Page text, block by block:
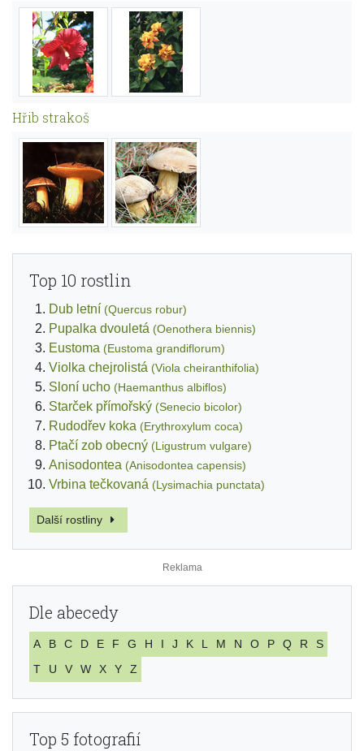
Hřib strakoš
Top 10 rostlin
Dub letní (Quercus robur)
Pupalka dvouletá (Oenothera biennis)
Eustoma (Eustoma grandiflorum)
Violka chejrolistá (Viola cheiranthifolia)
Sloní ucho (Haemanthus albiflos)
Starček přímořský (Senecio bicolor)
Rudodřev koka (Erythroxylum coca)
Ptačí zob obecný (Ligustrum vulgare)
Anisodontea (Anisodontea capensis)
Vrbina tečkovaná (Lysimachia punctata)
Další rostliny
Dle abecedy
A B C D E F G H I J K L M N O P Q R
S
T
U V W X Y Z
Top 5 fotografií